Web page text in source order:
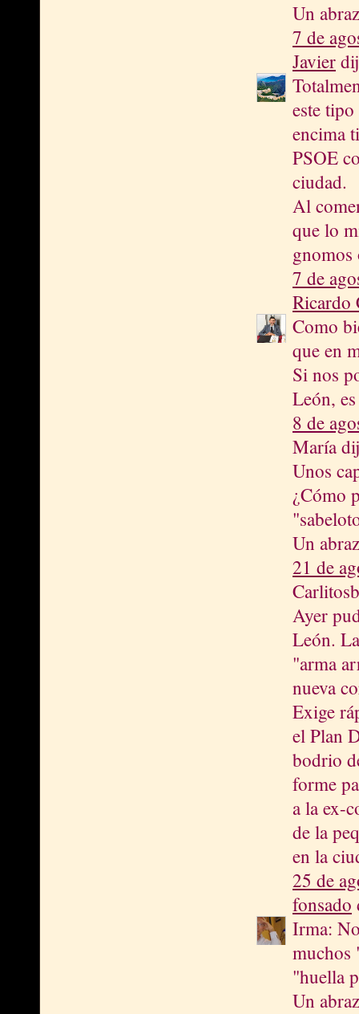
Un
7 de
Javier
este
encima
PSOE
ciudad.
Al
que lo
gnomos
7 de
Ricardo
Como
que en
Si nos
León,
8 de
María
Unos
¿Cómo
Un
21 de
Ayer
León.
"arma
nueva
Exige
el Plan
bodrio
forme
a la ex-
de la
en la
25 de
fonsado
Irma:
muchos
"huella
Un